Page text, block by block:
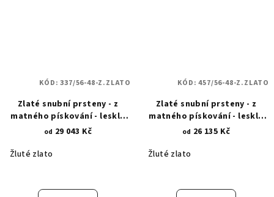
Zlaté snubní prsteny - z
matného pískování - lesklé
linie 337
od 29 043 Kč
Žluté zlato
KÓD:337/56-48-Z.ZLATO
Zlaté snubní prsteny - z
matného pískování - lesklé
linie 457
od 26 135 Kč
Žluté zlato
KÓD:457/56-48-Z.ZLATO